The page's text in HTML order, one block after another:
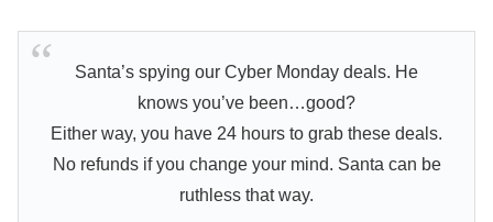
Santa’s spying our Cyber Monday deals. He
knows you’ve been…good?
Either way, you have 24 hours to grab these deals.
No refunds if you change your mind. Santa can be
ruthless that way.